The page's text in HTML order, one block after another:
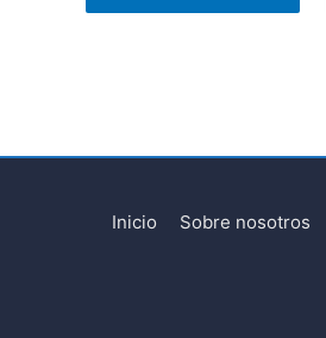
Inicio Sobre nosotros